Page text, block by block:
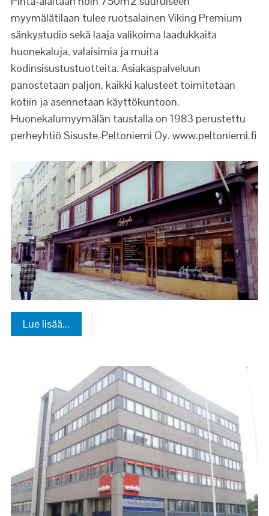
myymälätilaan tulee ruotsalainen Viking Premium
sänkystudio sekä laaja valikoima laadukkaita
huonekaluja, valaisimia ja muita
kodinsisustustuotteita. Asiakaspalveluun
panostetaan paljon, kaikki kalusteet toimitetaan
kotiin ja asennetaan käyttökuntoon.
Huonekalumyymälän taustalla on 1983 perustettu
perheyhtiö Sisuste-Peltoniemi Oy. www.peltoniemi.fi
Lue lisää...